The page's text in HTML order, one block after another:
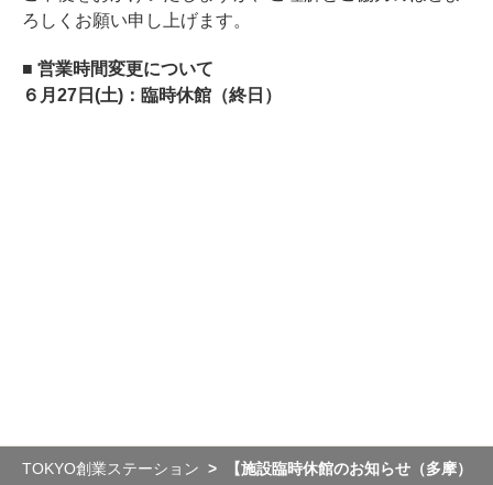
ろしくお願い申し上げます。
■ 営業時間変更について
６月27日(土)：臨時休館（終日）
TOKYO創業ステーション 【施設臨時休館のお知らせ（多摩）